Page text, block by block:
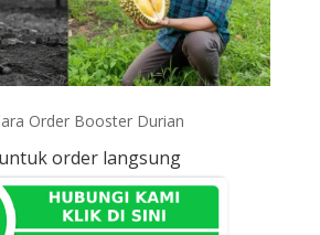
Order Booster Durian
order langsung